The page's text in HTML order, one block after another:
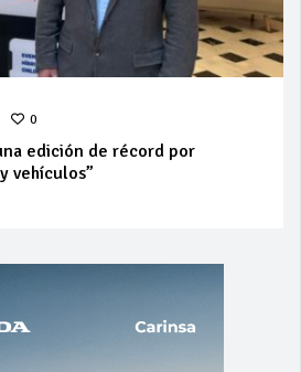
0
edición de récord por
vehículos”